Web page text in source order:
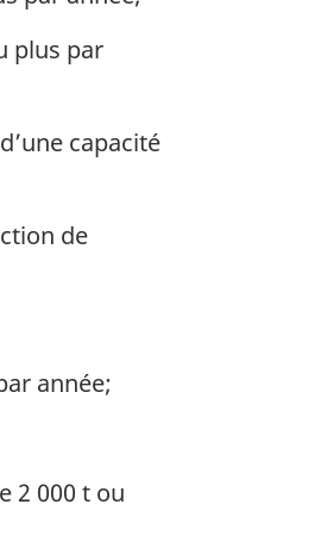
plus par
capacité
de
année;
2 000 t ou